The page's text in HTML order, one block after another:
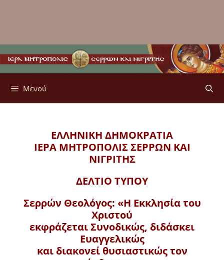
Μενού
ΕΛΛΗΝΙΚΗ ΔΗΜΟΚΡΑΤΙΑ
ΙΕΡΑ ΜΗΤΡΟΠΟΛΙΣΣΕΡΡΩΝ ΚΑΙ
ΝΙΓΡΙΤΗΣ
ΔΕΛΤΙΟ ΤΥΠΟΥ
Σερρών Θεολόγος: «Η Εκκλησία του
Χριστού
εκφράζεται Συνοδικώς, διδάσκει
Ευαγγελικώς
και διακονεί θυσιαστικώς τον